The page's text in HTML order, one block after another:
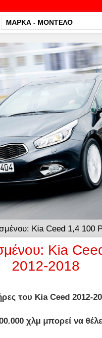
Kia Ceed 1,4 100
Kia
2012-2018
του Kia Ceed 2012-
χλμ μπορεί να